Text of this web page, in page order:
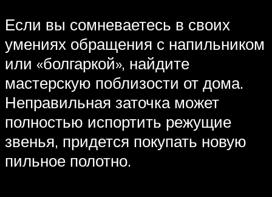
Если вы сомневаетесь в своих
умениях обращения с напильником
или «болгаркой», найдите
мастерскую поблизости от дома.
Неправильная заточка может
полностью испортить режущие
звенья, придется покупать новую
пильное полотно.